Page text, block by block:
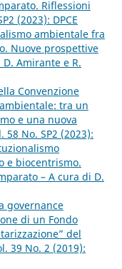
Riflessioni
(2023): DPCE
ambientale fra
Nuove prospettive
Amirante e R.
Convenzione
tra un
e una nuova
58 No. SP2 (2023):
e biocentrismo.
– A cura di D.
governance
di un Fondo
del
39 No. 2 (2019):